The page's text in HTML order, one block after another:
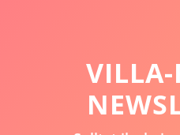
VILLA-